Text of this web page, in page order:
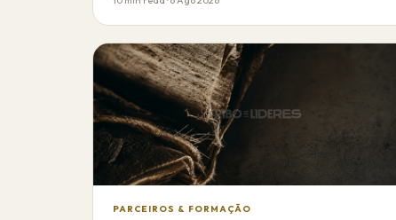
PARCEIROS & FORMAÇÃO